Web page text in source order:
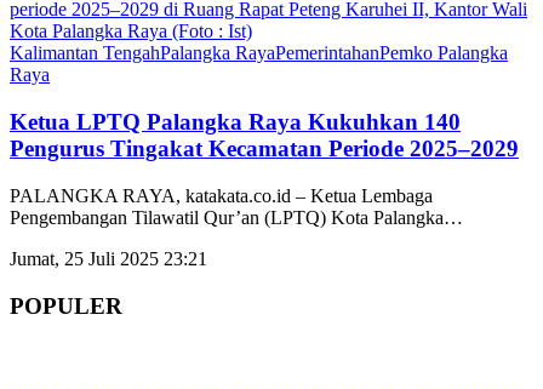
Kalimantan TengahPalangka RayaPemerintahanPemko Palangka
Raya
Ketua LPTQ Palangka Raya Kukuhkan 140
Pengurus Tingakat Kecamatan Periode 2025–2029
PALANGKA RAYA, katakata.co.id – Ketua Lembaga
Pengembangan Tilawatil Qur’an (LPTQ) Kota Palangka…
Jumat, 25 Juli 2025 23:21
POPULER